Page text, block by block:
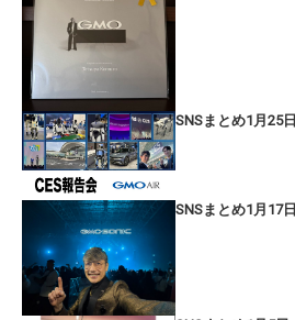
SNSまとめ1月25日
SNSまとめ1月17日